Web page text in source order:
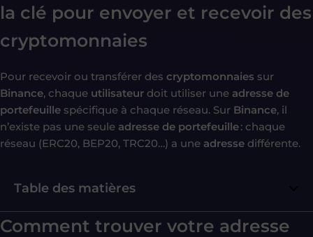
la clé pour envoyer et recevoir des
cryptomonnaies
Pour recevoir ou transférer des cryptomonnaies sur
Binance, chaque utilisateur doit utiliser une adresse de
portefeuille spécifique à chaque réseau. Sur Binance, il
n’existe pas une seule adresse de portefeuille: chaque
réseau (ERC20, BEP20, TRC20…) a une adresse différente.
Table des matières
Comment trouver votre adresse